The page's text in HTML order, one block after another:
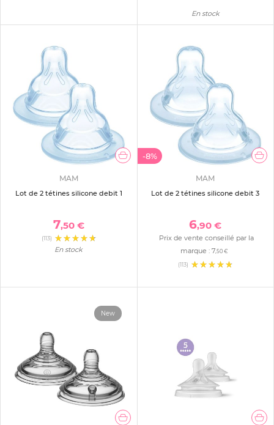
En stock
MAM
Lot de 2 tétines silicone debit 1
7,50 €
(113)
En stock
-8%
MAM
Lot de 2 tétines silicone debit 3
6,90 €
Prix de vente conseillé par la
marque : 7,50 €
(113)
New